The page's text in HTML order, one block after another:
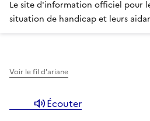
Le site d'information officiel pour
situation de handicap et leurs
Voir le fil d'ariane
Écouter